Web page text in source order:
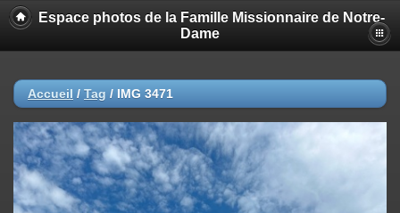
Espace photos de la Famille Missionnaire de Notre-
Dame
Accueil / Tag / IMG 3471